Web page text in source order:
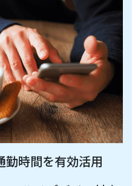
勤時間を有効活用